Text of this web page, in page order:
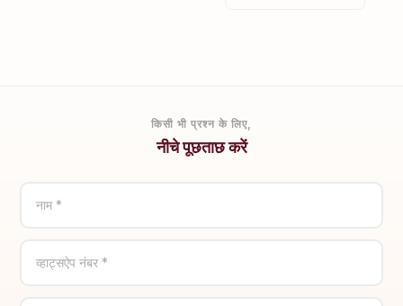
किसी भी प्रश्न के लिए,
नीचे पूछताछ करें
नाम *
व्हाट्सऐप नंबर *